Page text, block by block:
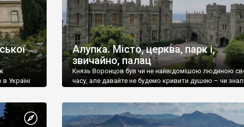
Україні
Алупка. Місто, церква, парк і,
звичайно, палац
Князь Воронцов був чи не найвідомішою людиною
часу, але давайте не будемо кривити душею – чи